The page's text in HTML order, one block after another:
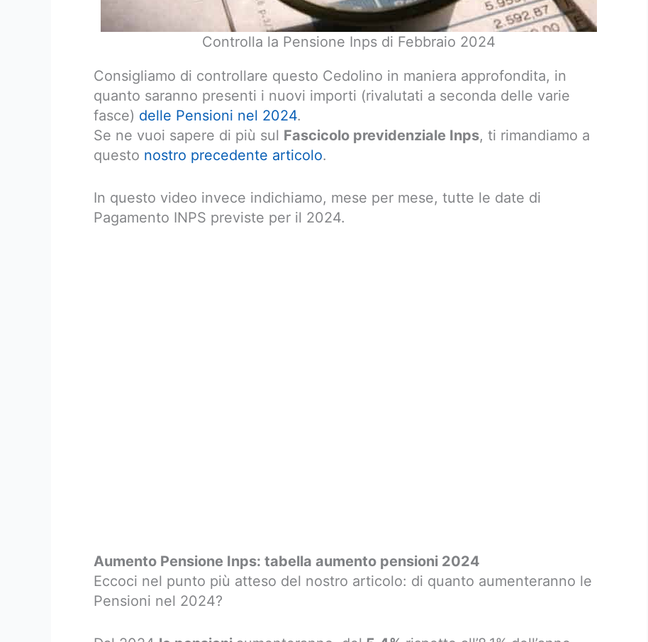
Controlla la Pensione Inps di Febbraio 2024
Consigliamo di controllare questo Cedolino in maniera approfondita, in
quanto saranno presenti i nuovi importi (rivalutati a seconda delle varie
fasce) delle Pensioni nel 2024.
Se ne vuoi sapere di più sul Fascicolo previdenziale Inps, ti rimandiamo a
questo nostro precedente articolo.
In questo video invece indichiamo, mese per mese, tutte le date di
Pagamento INPS previste per il 2024.
Aumento Pensione Inps: tabella aumento pensioni 2024
Eccoci nel punto più atteso del nostro articolo: di quanto aumenteranno le
Pensioni nel 2024?